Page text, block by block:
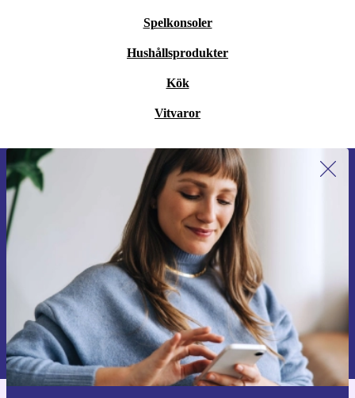
Spelkonsoler
Hushållsprodukter
Kök
Vitvaror
Anmäl dig till vårt nyhetsbrev för
första gången och spara 200 kr!
Missa aldrig ett erbjudande igen.
Begär kupong
Information om användningen av personuppgifter finns i vår
Integritetspolicy